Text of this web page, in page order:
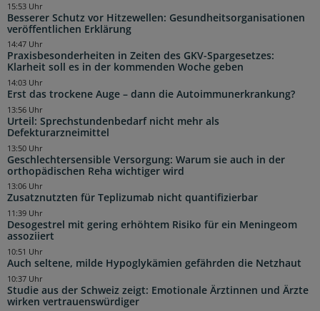
Besserer Schutz vor Hitzewellen: Gesundheitsorganisationen
veröffentlichen Erklärung
15:53 Uhr
Praxisbesonderheiten in Zeiten des GKV-Spargesetzes:
Klarheit soll es in der kommenden Woche geben
14:47 Uhr
Erst das trockene Auge – dann die Autoimmunerkrankung?
14:03 Uhr
Urteil: Sprechstundenbedarf nicht mehr als
Defekturarzneimittel
13:56 Uhr
Geschlechtersensible Versorgung: Warum sie auch in der
orthopädischen Reha wichtiger wird
13:50 Uhr
Zusatznutzten für Teplizumab nicht quantifizierbar
13:06 Uhr
Desogestrel mit gering erhöhtem Risiko für ein Meningeom
assoziiert
11:39 Uhr
Auch seltene, milde Hypoglykämien gefährden die Netzhaut
10:51 Uhr
Studie aus der Schweiz zeigt: Emotionale Ärztinnen und Ärzte
wirken vertrauenswürdiger
10:37 Uhr